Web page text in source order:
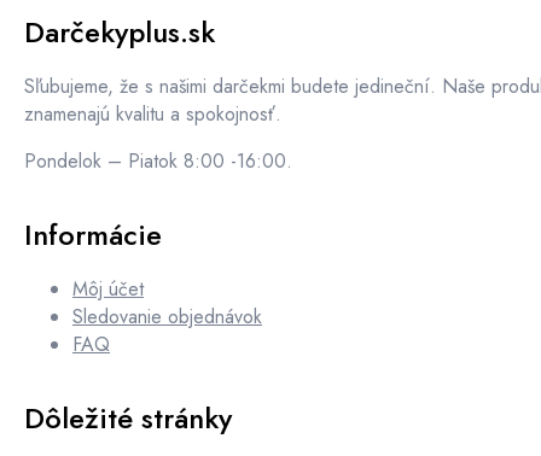
Darčekyplus.sk
Sľubujeme, že s našimi darčekmi budete jedineční. Naše
znamenajú kvalitu a spokojnosť.
Pondelok – Piatok 8:00 -16:00.
Informácie
Môj účet
Sledovanie objednávok
FAQ
Dôležité stránky